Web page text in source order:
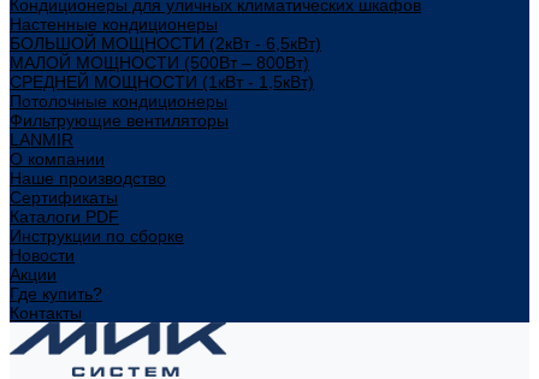
Кондиционеры для уличных климатических шкафов
Настенные кондиционеры
БОЛЬШОЙ МОЩНОСТИ (2кВт - 6,5кВт)
МАЛОЙ МОЩНОСТИ (500Вт – 800Вт)
СРЕДНЕЙ МОЩНОСТИ (1кВт - 1,5кВт)
Потолочные кондиционеры
Фильтрующие вентиляторы
LANMIR
О компании
Наше производство
Сертификаты
Каталоги PDF
Инструкции по сборке
Новости
Акции
Где купить?
Контакты